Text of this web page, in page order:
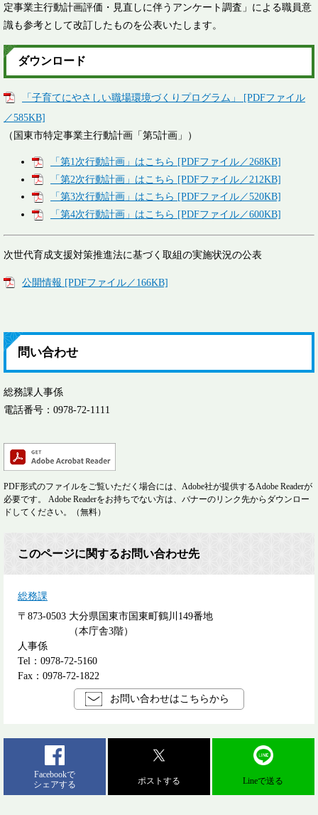
定事業主行動計画評価・見直しに伴うアンケート調査」による職員意
識も参考として改訂したものを公表いたします。
ダウンロード
「子育てにやさしい職場環境づくりプログラム」 [PDFファイル
／585KB]
（国東市特定事業主行動計画「第5計画」）
「第1次行動計画」はこちら [PDFファイル／268KB]
「第2次行動計画」はこちら [PDFファイル／212KB]
「第3次行動計画」はこちら [PDFファイル／520KB]
「第4次行動計画」はこちら [PDFファイル／600KB]
次世代育成支援対策推進法に基づく取組の実施状況の公表
公開情報 [PDFファイル／166KB]
問い合わせ
総務課人事係
電話番号：0978-72-1111
PDF形式のファイルをご覧いただく場合には、Adobe社が提供するAdobe Readerが
必要です。
Adobe Readerをお持ちでない方は、バナーのリンク先からダウンロー
ドしてください。（無料）
このページに関するお問い合わせ先
総務課
〒873-0503 大分県国東市国東町鶴川149番地
（本庁舎3階）
人事係
Tel：0978-72-5160
Fax：0978-72-1822
お問い合わせはこちらから
Facebookで
シェアする
ポストする Lineで送る